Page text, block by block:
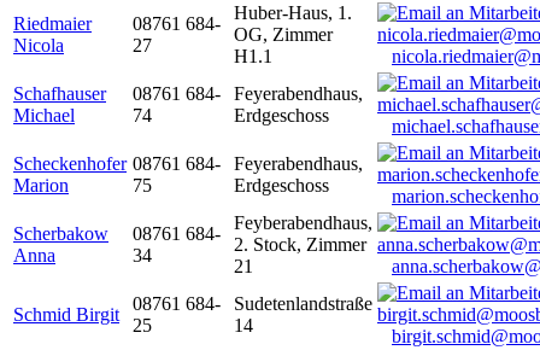
Riedmaier
Nicola
08761 684-
27
Huber-Haus, 1.
OG, Zimmer
H1.1
Schafhauser
Michael
08761 684-
74
Feyerabendhaus,
Erdgeschoss
Scheckenhofer
Marion
08761 684-
75
Feyerabendhaus,
Erdgeschoss
Scherbakow
Anna
08761 684-
34
Feyberabendhaus,
2. Stock, Zimmer
21
Schmid Birgit
08761 684-
25
Sudetenlandstraße
14